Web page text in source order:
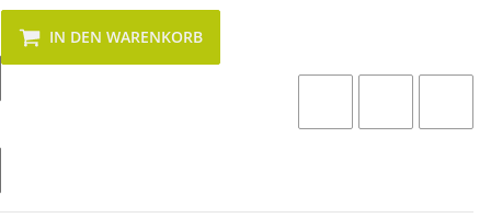
IN DEN WARENKORB